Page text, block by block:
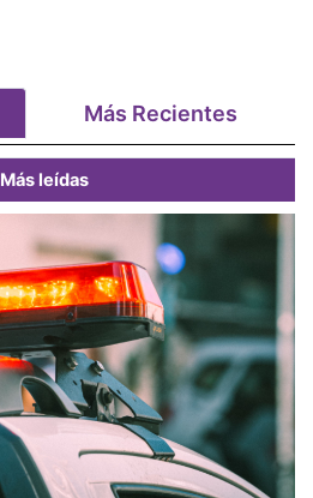
Más Recientes
Más leídas